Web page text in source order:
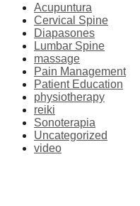
Acupuntura
Cervical Spine
Diapasones
Lumbar Spine
massage
Pain Management
Patient Education
physiotherapy
reiki
Sonoterapia
Uncategorized
video